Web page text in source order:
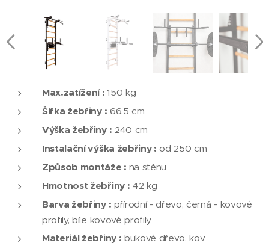
Max.zatížení :150 kg
Šířka žebřiny : 66,5 cm
Výška žebřiny : 240 cm
Instalační výška žebřiny : od 250 cm
Způsob montáže : na stěnu
Hmotnost žebřiny : 42 kg
Barva žebřiny : přírodní - dřevo, černá - kovové
profily, bíle kovové profily
Materiál žebřiny : bukové dřevo, kov